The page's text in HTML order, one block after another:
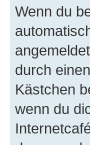
Wenn du
durch
Kästchen
wenn du